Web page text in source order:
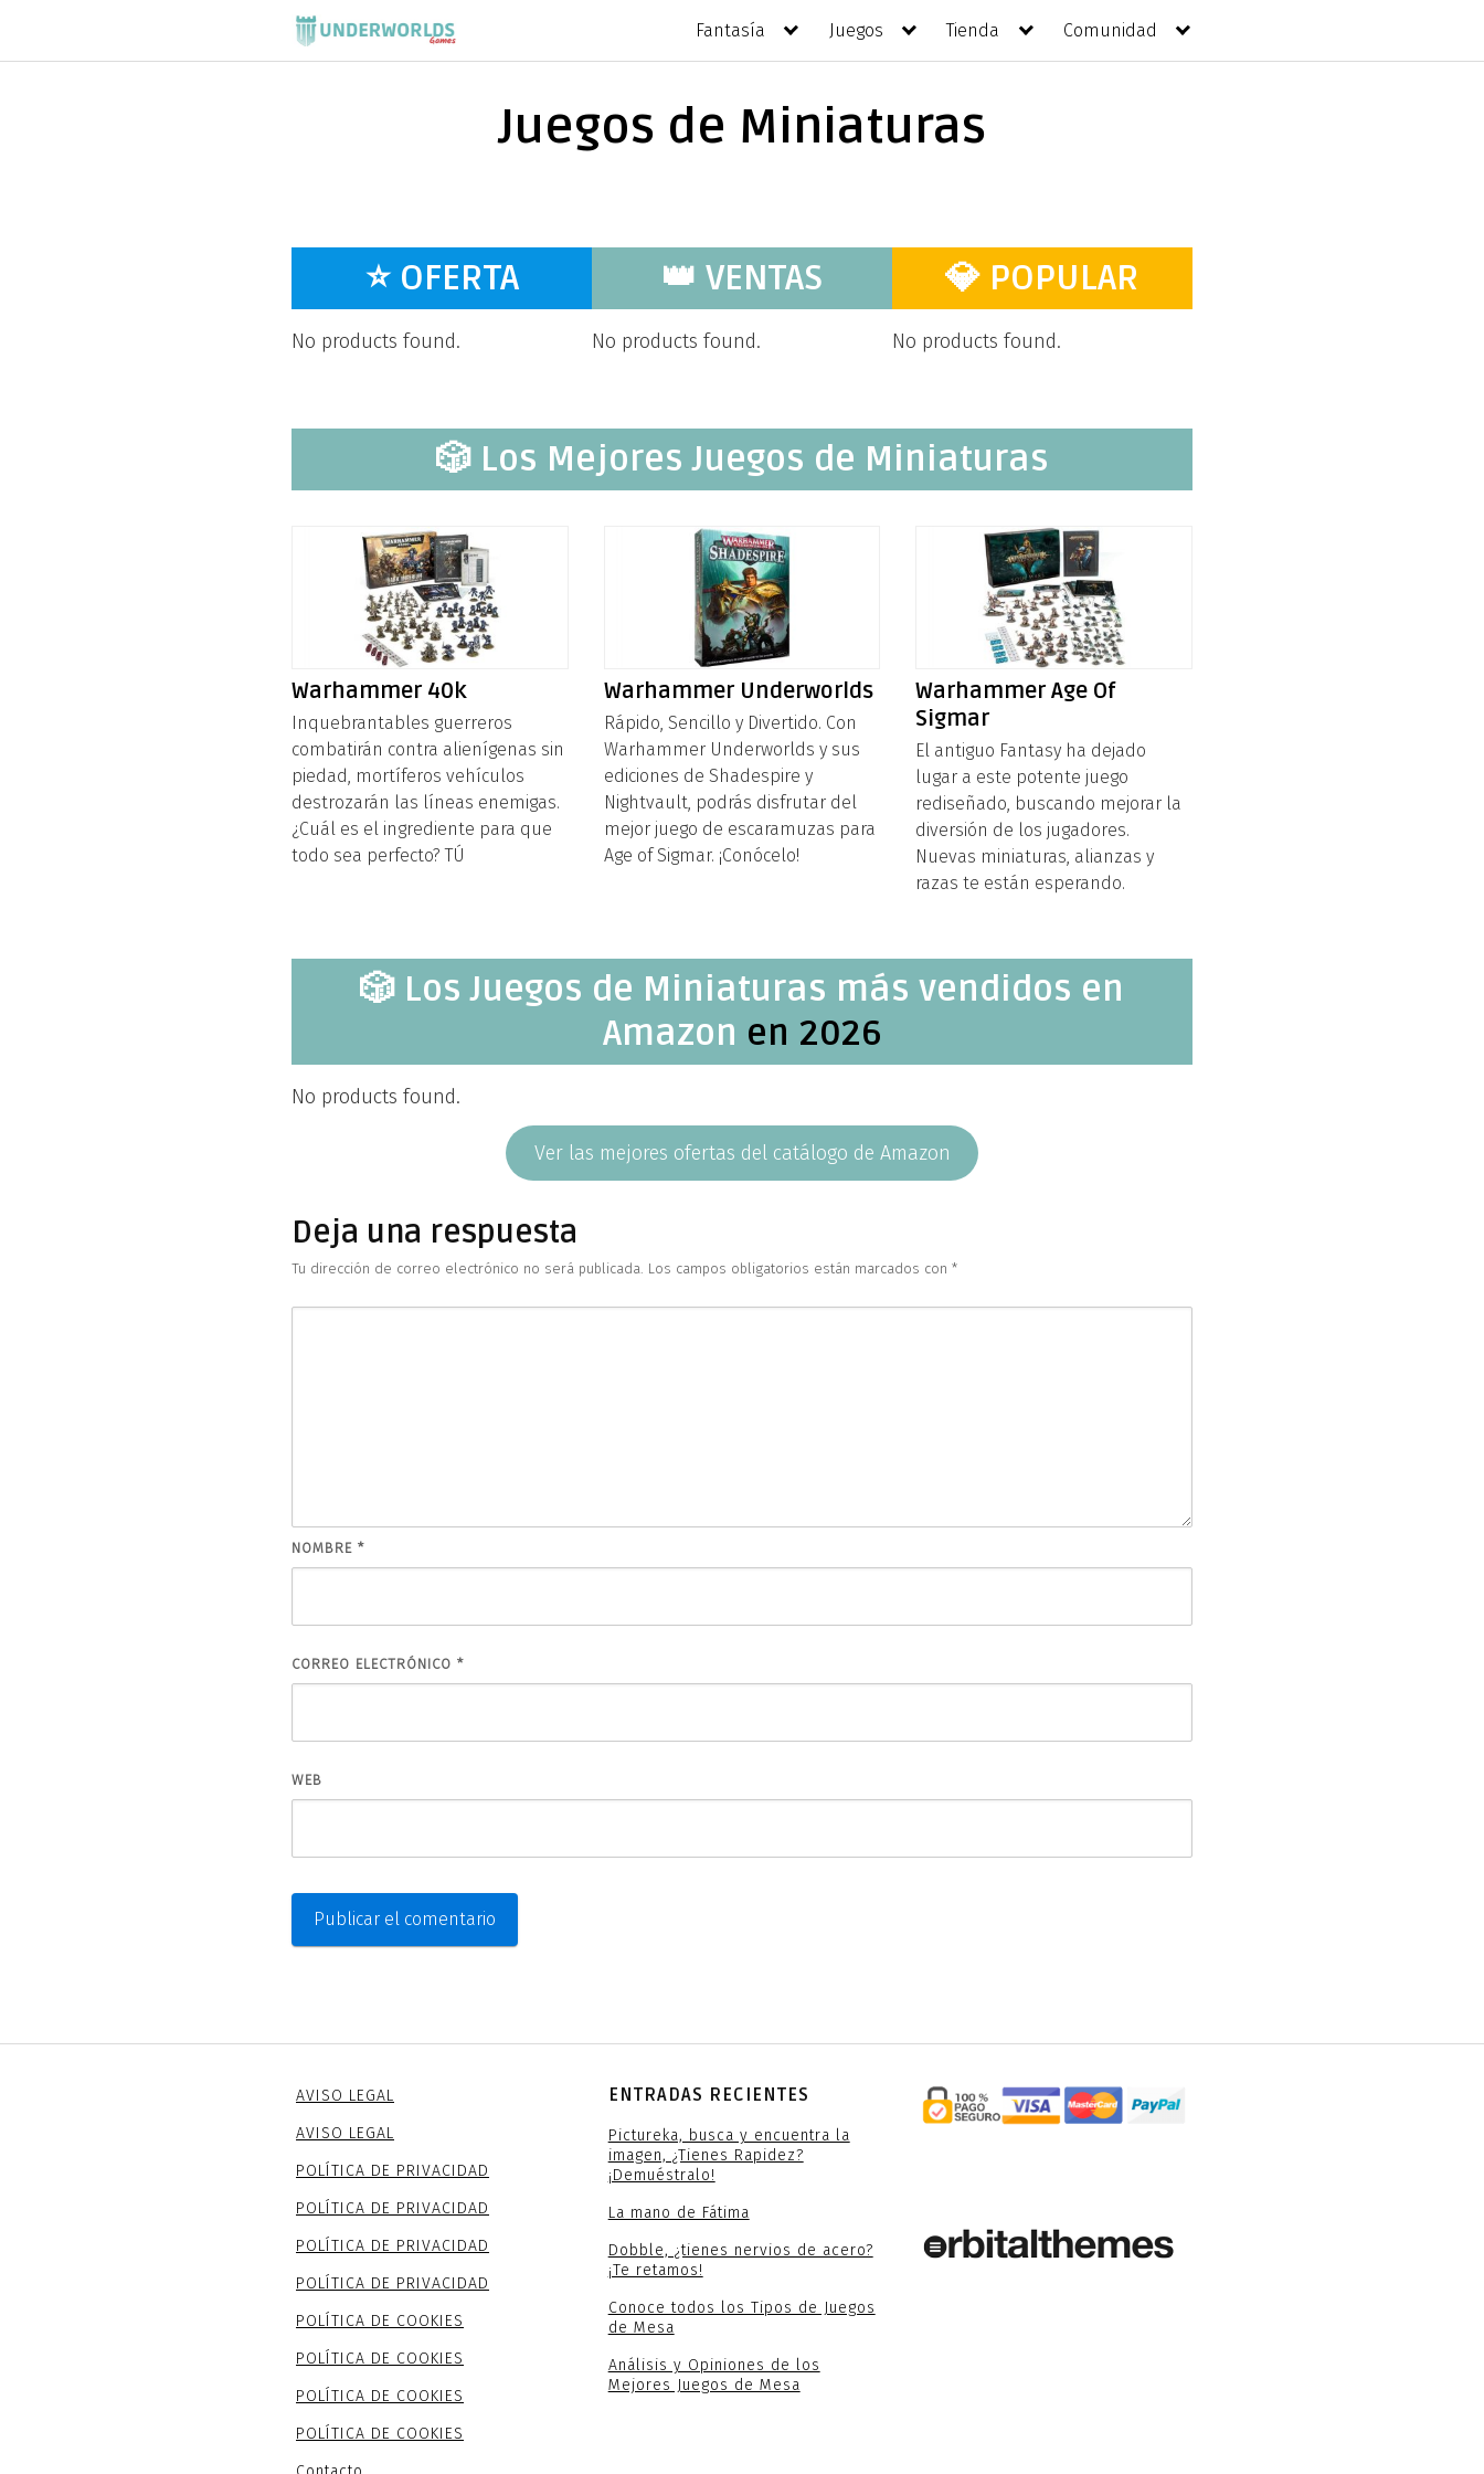
contenido
Fantasía Juegos Tienda Comunidad
Juegos de Miniaturas
⭐ OFERTA
No products found.
👑 VENTAS
No products found.
💎 POPULAR
No products found.
🎲 Los Mejores Juegos de Miniaturas
Warhammer 40k
Inquebrantables guerreros
combatirán contra alienígenas sin
piedad, mortíferos vehículos
destrozarán las líneas enemigas.
¿Cuál es el ingrediente para que
todo sea perfecto? TÚ
Warhammer Underworlds
Rápido, Sencillo y Divertido. Con
Warhammer Underworlds y sus
ediciones de Shadespire y
Nightvault, podrás disfrutar del
mejor juego de escaramuzas para
Age of Sigmar. ¡Conócelo!
Warhammer Age Of
Sigmar
El antiguo Fantasy ha dejado
lugar a este potente juego
rediseñado, buscando mejorar la
diversión de los jugadores.
Nuevas miniaturas, alianzas y
razas te están esperando.
🎲 Los Juegos de Miniaturas más vendidos en
Amazon en 2026
No products found.
Ver las mejores ofertas del catálogo de Amazon
Deja una respuesta
Tu dirección de correo electrónico no será publicada. Los campos obligatorios están marcados con *
NOMBRE *
CORREO ELECTRÓNICO *
WEB
AVISO LEGAL
AVISO LEGAL
POLÍTICA DE PRIVACIDAD
POLÍTICA DE PRIVACIDAD
POLÍTICA DE PRIVACIDAD
POLÍTICA DE PRIVACIDAD
POLÍTICA DE COOKIES
POLÍTICA DE COOKIES
POLÍTICA DE COOKIES
POLÍTICA DE COOKIES
ENTRADAS RECIENTES
Pictureka, busca y encuentra la
imagen, ¿Tienes Rapidez?
¡Demuéstralo!
La mano de Fátima
Dobble, ¿tienes nervios de acero?
¡Te retamos!
Conoce todos los Tipos de Juegos
de Mesa
Análisis y Opiniones de los
Mejores Juegos de Mesa